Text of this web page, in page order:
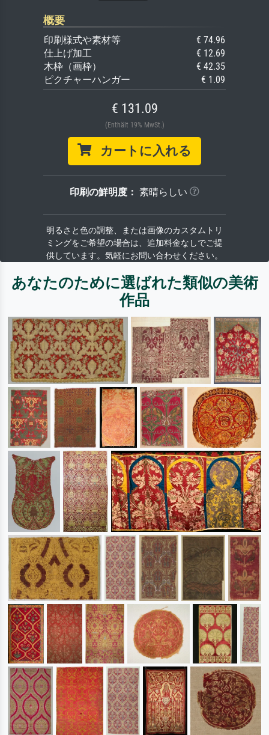
概要
印刷様式や素材等
€ 74.96
仕上げ加工
€ 12.69
木枠（画枠）
€ 42.35
ピクチャーハンガー
€ 1.09
€ 131.09
(Enthält 19% MwSt.)
カートに入れる
印刷の鮮明度： 素晴らしい
明るさと色の調整、または画像のカスタムトリ
ミングをご希望の場合は、追加料金なしでご提
供しています。気軽にお問い合わせください。
あなたのために選ばれた類似の美術
作品